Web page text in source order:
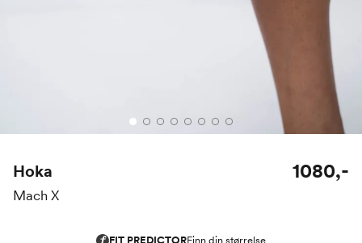
Hoka
Mach X
1080,-